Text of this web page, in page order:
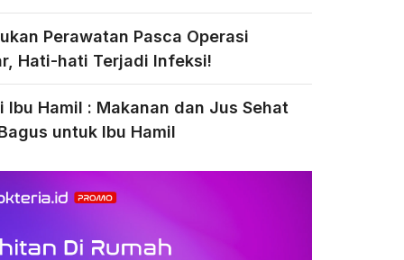
Perawatan Pasca Operasi
Hati-hati Terjadi Infeksi!
Ibu Hamil : Makanan dan Jus Sehat
untuk Ibu Hamil